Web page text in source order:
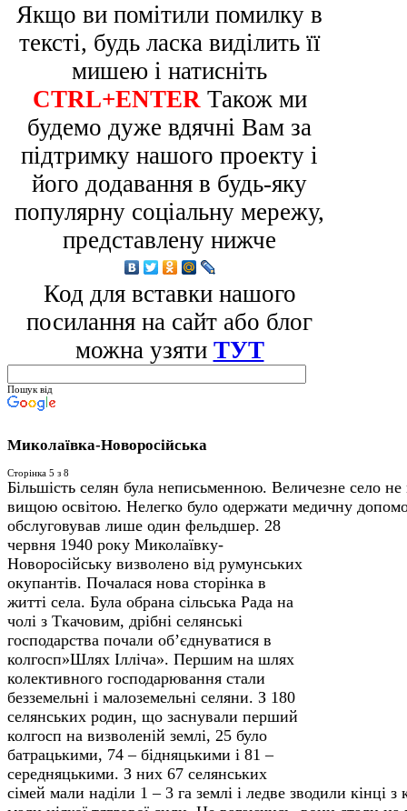
Якщо ви помітили помилку в
тексті, будь ласка виділить її
мишею і натисніть
CTRL+ENTER Також ми
будемо дуже вдячні Вам за
підтримку нашого проекту і
його додавання в будь-яку
популярну соціальну мережу,
представлену нижче
Код для вставки нашого
посилання на сайт або блог
можна узяти ТУТ
Пошук від
Миколаївка-Новоросійська
Сторінка 5 з 8
Більшість селян була неписьменною. Величезне село
вищою освітою. Нелегко було одержати медичну
обслуговував лише один фельдшер. 28
червня 1940 року Миколаївку-
Новоросійську визволено від румунських
окупантів. Почалася нова сторінка в
житті села. Була обрана сільська Рада на
чолі з Ткачовим, дрібні селянські
господарства почали об’єднуватися в
колгосп»Шлях Ілліча». Першим на шлях
колективного господарювання стали
безземельні і малоземельні селяни. З 180
селянських родин, що заснували перший
колгосп на визволеній землі, 25 було
батрацькими, 74 – бідняцькими і 81 –
середняцькими. З них 67 селянських
сімей мали наділи 1 – 3 га землі і ледве зводили кінці